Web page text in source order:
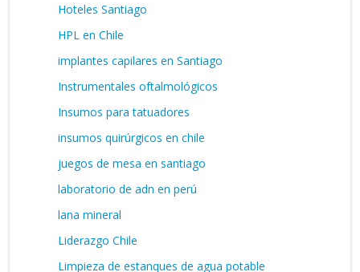
Hoteles Santiago
HPL en Chile
implantes capilares en Santiago
Instrumentales oftalmológicos
Insumos para tatuadores
insumos quirúrgicos en chile
juegos de mesa en santiago
laboratorio de adn en perú
lana mineral
Liderazgo Chile
Limpieza de estanques de agua potable